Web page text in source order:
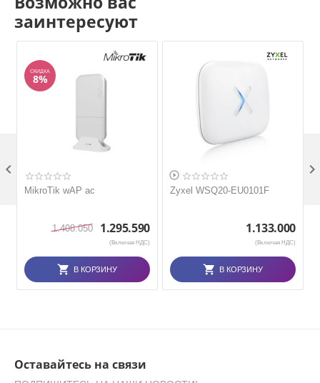
заинтересуют
СКИДКА
8%
MikroTik wAP ac
1.408.050 1.295.590
(Включая НДС)
В КОРЗИНУ

Zyxel WSQ20-EU0101F
1.133.000
(Включая НДС)
В КОРЗИНУ
 
Оставайтесь на связи